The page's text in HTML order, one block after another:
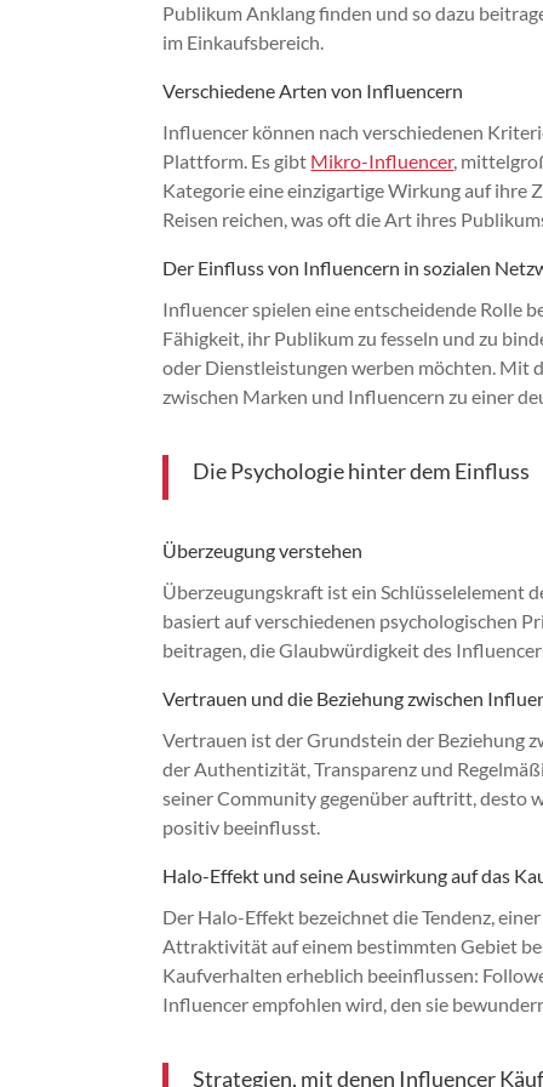
Publikum Anklang finden und so dazu
im Einkaufsbereich.
Verschiedene Arten von Influencern
Influencer können nach verschiedenen
Plattform. Es gibt Mikro-Influencer,
Kategorie eine einzigartige Wirkung auf ihre
Reisen reichen, was oft die Art ihres
Der Einfluss von Influencern in sozialen
Influencer spielen eine entscheidende Rolle
Fähigkeit, ihr Publikum zu fesseln und zu
oder Dienstleistungen werben möchten. Mit
zwischen Marken und Influencern zu einer
Die Psychologie hinter dem Einfluss
Überzeugung verstehen
Überzeugungskraft ist ein Schlüsselelement
basiert auf verschiedenen psychologischen
beitragen, die Glaubwürdigkeit des
Vertrauen und die Beziehung zwischen
Vertrauen ist der Grundstein der Beziehung
der Authentizität, Transparenz und
seiner Community gegenüber auftritt, desto
positiv beeinflusst.
Halo-Effekt und seine Auswirkung auf das
Der Halo-Effekt bezeichnet die Tendenz,
Attraktivität auf einem bestimmten Gebiet
Kaufverhalten erheblich beeinflussen:
Influencer empfohlen wird, den sie
Strategien, mit denen Influencer